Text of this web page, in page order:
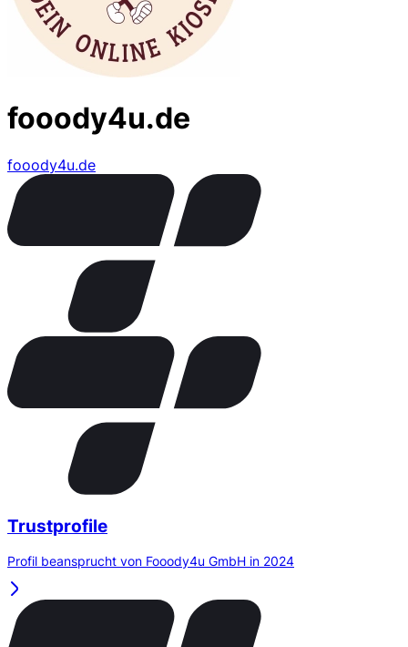
fooody4u.de
fooody4u.de
Trustprofile
Profil beansprucht von Fooody4u GmbH in 2024